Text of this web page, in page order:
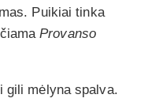
Puikiai tinka
Provanso
gili mėlyna spalva.